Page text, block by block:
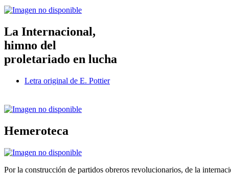
La Internacional,
himno del
proletariado en lucha
Letra original de E. Pottier
Hemeroteca
Por la construcción de partidos obreros revolucionarios, de la